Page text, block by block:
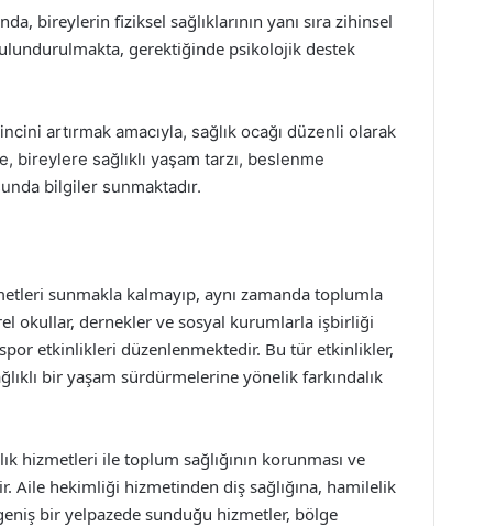
bireylerin fiziksel sağlıklarının yanı sıra zihinsel
gerektiğinde psikolojik destek
artırmak amacıyla, sağlık ocağı düzenli olarak
sağlıklı yaşam tarzı, beslenme
bilgiler sunmaktadır.
sunmakla kalmayıp, aynı zamanda toplumla
okullar, dernekler ve sosyal kurumlarla işbirliği
etkinlikleri düzenlenmektedir. Bu tür etkinlikler,
bir yaşam sürdürmelerine yönelik farkındalık
hizmetleri ile toplum sağlığının korunması ve
hekimliği hizmetinden diş sağlığına, hamilelik
bir yelpazede sunduğu hizmetler, bölge